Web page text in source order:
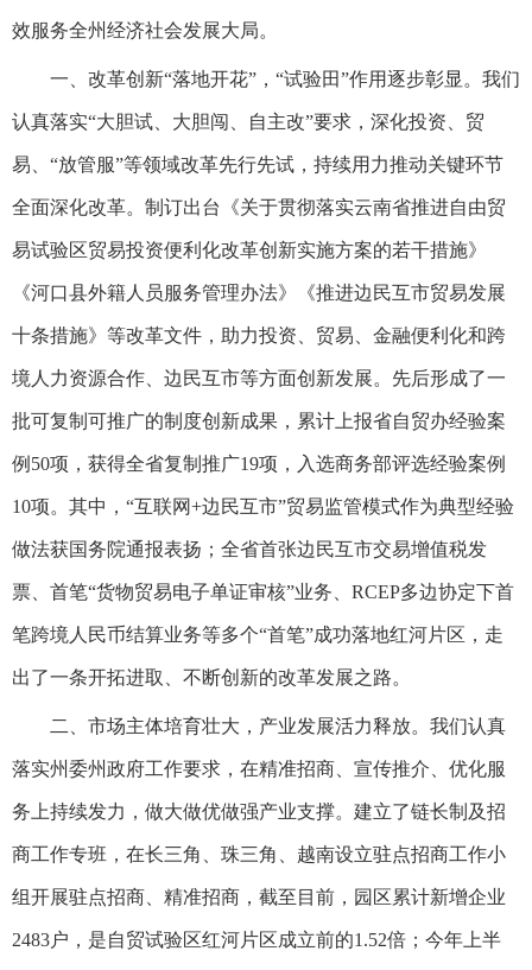
效服务全州经济社会发展大局。
一、改革创新“落地开花”，“试验田”作用逐步彰显。我们
认真落实“大胆试、大胆闯、自主改”要求，深化投资、贸
易、“放管服”等领域改革先行先试，持续用力推动关键环节
全面深化改革。制订出台《关于贯彻落实云南省推进自由贸
易试验区贸易投资便利化改革创新实施方案的若干措施》
《河口县外籍人员服务管理办法》《推进边民互市贸易发展
十条措施》等改革文件，助力投资、贸易、金融便利化和跨
境人力资源合作、边民互市等方面创新发展。先后形成了一
批可复制可推广的制度创新成果，累计上报省自贸办经验案
例50项，获得全省复制推广19项，入选商务部评选经验案例
10项。其中，“互联网+边民互市”贸易监管模式作为典型经验
做法获国务院通报表扬；全省首张边民互市交易增值税发
票、首笔“货物贸易电子单证审核”业务、RCEP多边协定下首
笔跨境人民币结算业务等多个“首笔”成功落地红河片区，走
出了一条开拓进取、不断创新的改革发展之路。
二、市场主体培育壮大，产业发展活力释放。我们认真
落实州委州政府工作要求，在精准招商、宣传推介、优化服
务上持续发力，做大做优做强产业支撑。建立了链长制及招
商工作专班，在长三角、珠三角、越南设立驻点招商工作小
组开展驻点招商、精准招商，截至目前，园区累计新增企业
2483户，是自贸试验区红河片区成立前的1.52倍；今年上半